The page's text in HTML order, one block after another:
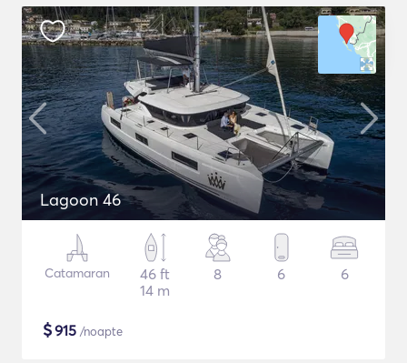
Lagoon 46
Catamaran
46 ft
14 m
8 6 6
$915 /noapte